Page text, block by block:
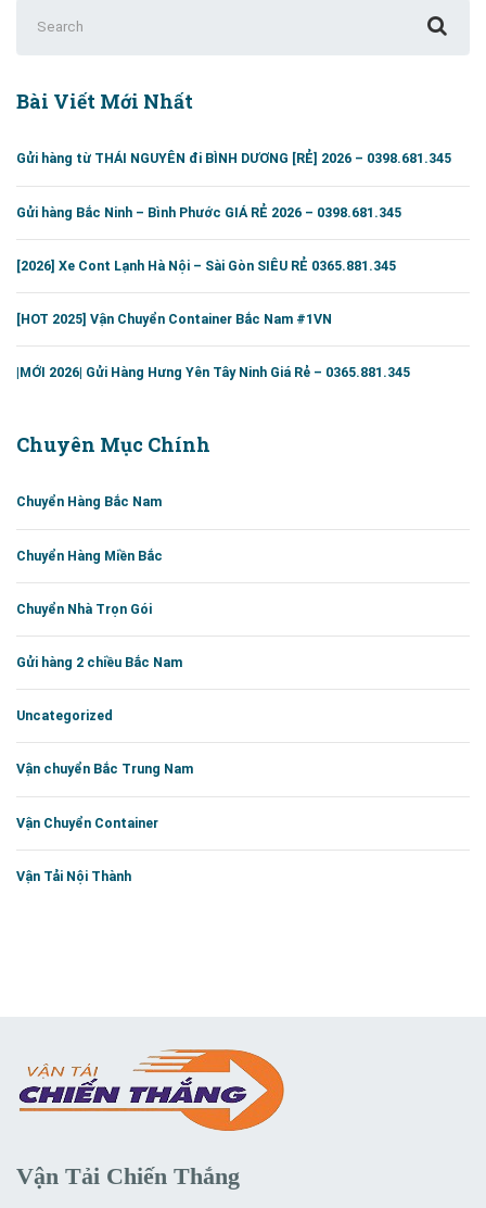
for:
Bài Viết Mới Nhất
Gửi hàng từ THÁI NGUYÊN đi BÌNH DƯƠNG [RẺ] 2026 – 0398.681.345
Gửi hàng Bắc Ninh – Bình Phước GIÁ RẺ 2026 – 0398.681.345
[2026] Xe Cont Lạnh Hà Nội – Sài Gòn SIÊU RẺ 0365.881.345
[HOT 2025] Vận Chuyển Container Bắc Nam #1VN
|MỚI 2026| Gửi Hàng Hưng Yên Tây Ninh Giá Rẻ – 0365.881.345
Chuyên Mục Chính
Chuyển Hàng Bắc Nam
Chuyển Hàng Miền Bắc
Chuyển Nhà Trọn Gói
Gửi hàng 2 chiều Bắc Nam
Uncategorized
Vận chuyển Bắc Trung Nam
Vận Chuyển Container
Vận Tải Nội Thành
Vận Tải Chiến Thắng